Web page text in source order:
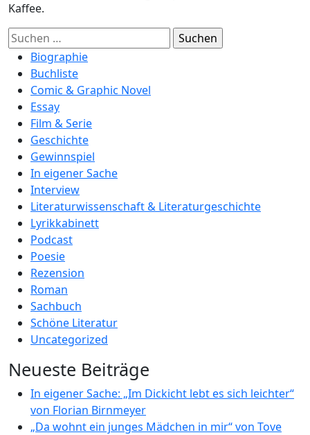
Kaffee.
Suchen
nach:Biographie
Buchliste
Comic & Graphic Novel
Essay
Film & Serie
Geschichte
Gewinnspiel
In eigener Sache
Interview
Literaturwissenschaft & Literaturgeschichte
Lyrikkabinett
Podcast
Poesie
Rezension
Roman
Sachbuch
Schöne Literatur
Uncategorized
Neueste Beiträge
In eigener Sache: „Im Dickicht lebt es sich leichter“
von Florian Birnmeyer
„Da wohnt ein junges Mädchen in mir“ von Tove